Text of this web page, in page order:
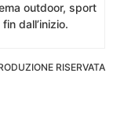
outdoor, sport
dall’inizio.
RISERVATA